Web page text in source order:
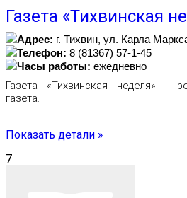
Газета «Тихвинская
Адрес: г. Тихвин, ул. Карла
Телефон: 8 (81367) 57-1-45
Часы работы: ежедневно
Газета «Тихвинская неделя» -
газета.
Показать детали »
7